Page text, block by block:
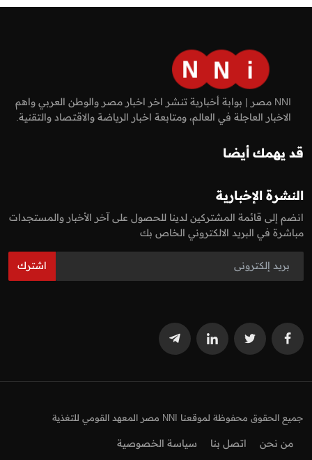
NNI مصر | بوابة أخبارية تنشر اخر اخبار مصر والوطن العربي واهم
الاخبار العاجلة في العالم، ومتابعة اخبار الرياضة والاقتصاد والتقنية.
قد يهمك أيضا
النشرة الإخبارية
انضم إلى قائمة المشتركين لدينا للحصول على آخر الأخبار والمستجدات
مباشرة في البريد الالكتروني الخاص بك
اشترك
جميع الحقوق محفوظة لموقعنا NNI مصر المعهد القومي للتغذية
من نحن اتصل بنا سياسة الخصوصية